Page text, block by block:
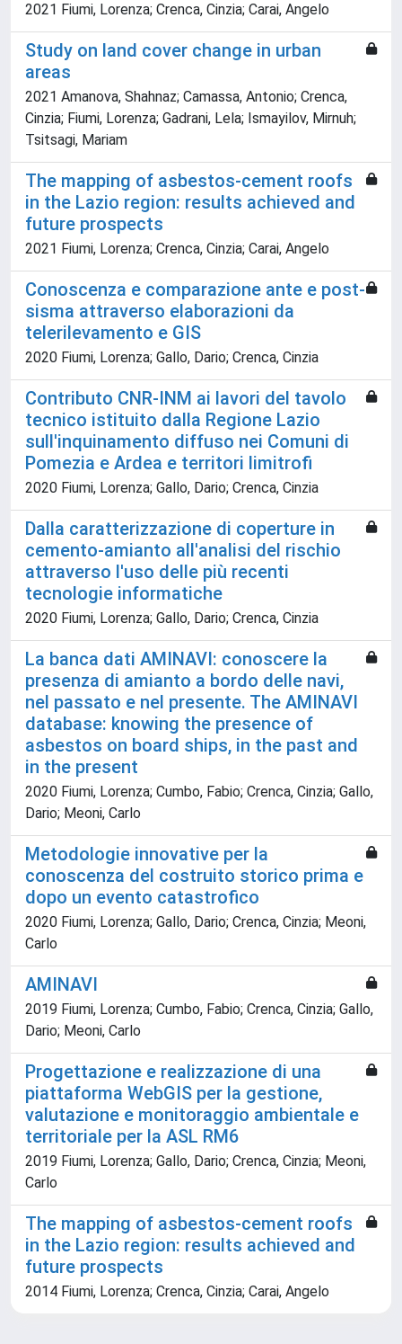
2021 Fiumi, Lorenza; Crenca, Cinzia; Carai, Angelo
Study on land cover change in urban
areas
2021 Amanova, Shahnaz; Camassa, Antonio; Crenca,
Cinzia; Fiumi, Lorenza; Gadrani, Lela; Ismayilov, Mirnuh;
Tsitsagi, Mariam
The mapping of asbestos-cement roofs
in the Lazio region: results achieved and
future prospects
2021 Fiumi, Lorenza; Crenca, Cinzia; Carai, Angelo
Conoscenza e comparazione ante e post-
sisma attraverso elaborazioni da
telerilevamento e GIS
2020 Fiumi, Lorenza; Gallo, Dario; Crenca, Cinzia
Contributo CNR-INM ai lavori del tavolo
tecnico istituito dalla Regione Lazio
sull'inquinamento diffuso nei Comuni di
Pomezia e Ardea e territori limitrofi
2020 Fiumi, Lorenza; Gallo, Dario; Crenca, Cinzia
Dalla caratterizzazione di coperture in
cemento-amianto all'analisi del rischio
attraverso l'uso delle più recenti
tecnologie informatiche
2020 Fiumi, Lorenza; Gallo, Dario; Crenca, Cinzia
La banca dati AMINAVI: conoscere la
presenza di amianto a bordo delle navi,
nel passato e nel presente. The AMINAVI
database: knowing the presence of
asbestos on board ships, in the past and
in the present
2020 Fiumi, Lorenza; Cumbo, Fabio; Crenca, Cinzia; Gallo,
Dario; Meoni, Carlo
Metodologie innovative per la
conoscenza del costruito storico prima e
dopo un evento catastrofico
2020 Fiumi, Lorenza; Gallo, Dario; Crenca, Cinzia; Meoni,
Carlo
AMINAVI
2019 Fiumi, Lorenza; Cumbo, Fabio; Crenca, Cinzia; Gallo,
Dario; Meoni, Carlo
Progettazione e realizzazione di una
piattaforma WebGIS per la gestione,
valutazione e monitoraggio ambientale e
territoriale per la ASL RM6
2019 Fiumi, Lorenza; Gallo, Dario; Crenca, Cinzia; Meoni,
Carlo
The mapping of asbestos-cement roofs
in the Lazio region: results achieved and
future prospects
2014 Fiumi, Lorenza; Crenca, Cinzia; Carai, Angelo